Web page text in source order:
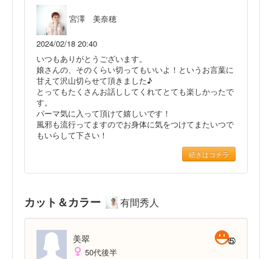
宮澤 美奈穂
2024/02/18 20:40
いつもありがとうございます。
娘さんの、そのくらい切ってもいいよ！というお言葉に
甘えて沢山切らせて頂きました♪
とってもたくさんお話ししてくれてとても楽しかったで
す。
パーマ気に入って頂けて嬉しいです！
風邪も流行ってますのでお身体に気をつけてまたいつで
もいらして下さい！
続きはコチラ
カット＆カラー 有間秀人
美翠
50代後半